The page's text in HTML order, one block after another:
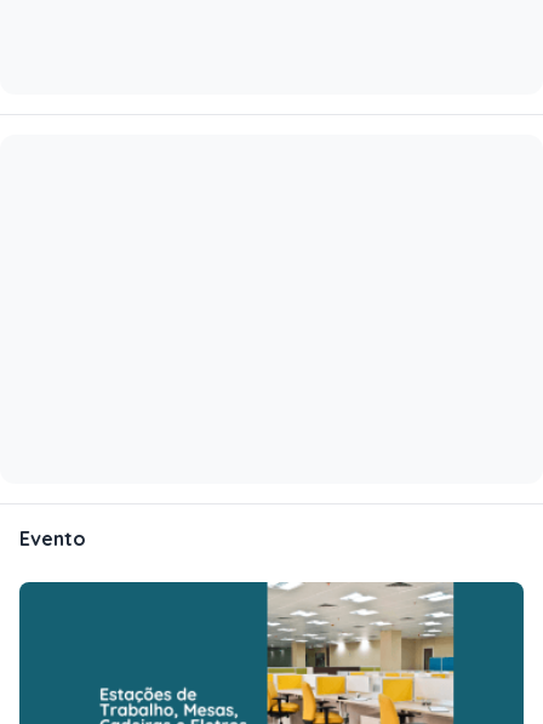
Evento